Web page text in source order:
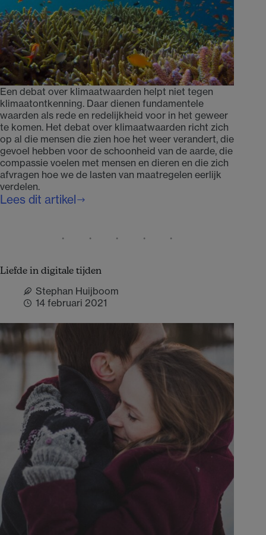
Een debat over klimaatwaarden helpt niet tegen
klimaatontkenning. Daar dienen fundamentele
waarden als rede en redelijkheid voor in het geweer
te komen. Het debat over klimaatwaarden richt zich
op al die mensen die zien hoe het weer verandert, die
gevoel hebben voor de schoonheid van de aarde, die
compassie voelen met mensen en dieren en die zich
afvragen hoe we de lasten van maatregelen eerlijk
verdelen.
Lees dit artikel
Hoog
gedreven
verkiezingen
Liefde in digitale tijden
Stephan Huijboom
14 februari 2021